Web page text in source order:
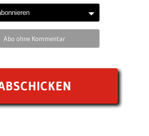
Abo ohne Kommentar